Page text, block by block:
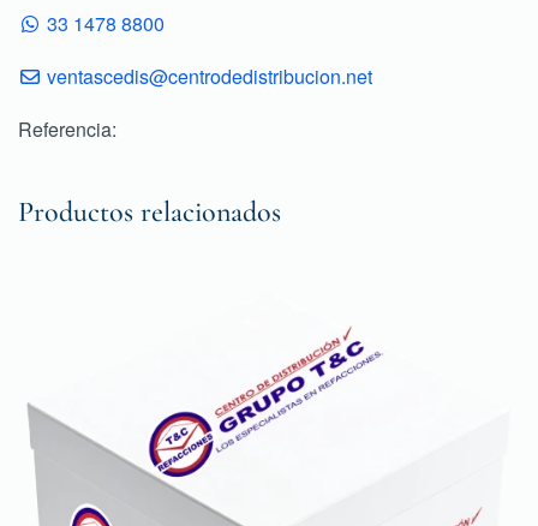
33 1478 8800
ventascedis@centrodedistribucion.net
Referencia:
Productos relacionados